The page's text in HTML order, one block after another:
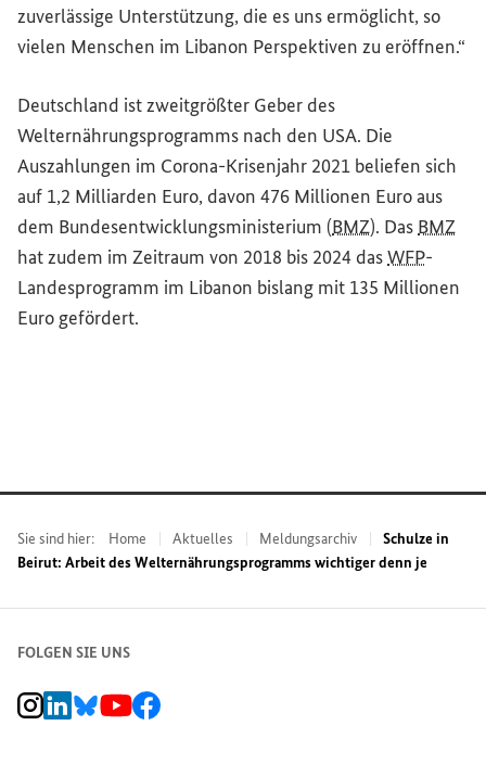
zuverlässige Unterstützung, die es uns ermöglicht, so
vielen Menschen im Libanon Perspektiven zu eröffnen.“
Deutschland ist zweitgrößter Geber des
Welternährungsprogramms nach den USA. Die
Auszahlungen im Corona-Krisenjahr 2021 beliefen sich
auf 1,2 Milliarden Euro, davon 476 Millionen Euro aus
dem Bundesentwicklungsministerium (BMZ). Das BMZ
hat zudem im Zeitraum von 2018 bis 2024 dasWFP-
Landesprogramm im Libanon bislang mit 135 Millionen
Euro gefördert.
Sie sind hier: Home Aktuelles Meldungsarchiv
Schulze in
Beirut: Arbeit des Welternährungsprogramms wichtiger denn je
FOLGEN SIE UNS
BMZ Instagram-Kanal, Externer Link
BMZ LinkedIn Unternehmensseite, Externer Link
BMZ Bluesky-Seite, Externer Link
BMZ Youtube-Kanal, Externer Link
BMZ Facebook-Seite, Externer Link